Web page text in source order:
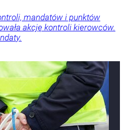
mandatów i punktów
akcję kontroli kierowców.